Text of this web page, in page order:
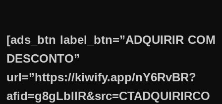
[ads_btn label_btn=”ADQUIRIR COM
DESCONTO”
url=”https://kiwify.app/nY6RvBR?
afid=g8gLbIlR&src=CTADQUIRIRCO